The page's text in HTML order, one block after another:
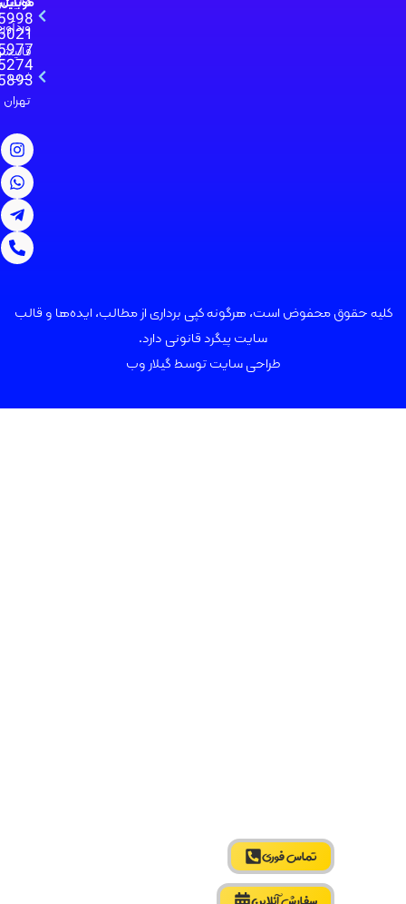
09108115998
09108116021
09108115977
09372845274
09108115893
محفوض است، هرگونه کپی برداری از مطالب، ایده‌ها و قالب
سایت پیگرد قانونی دارد.
طراحی سایت توسطگیلار وب
تماس فوری